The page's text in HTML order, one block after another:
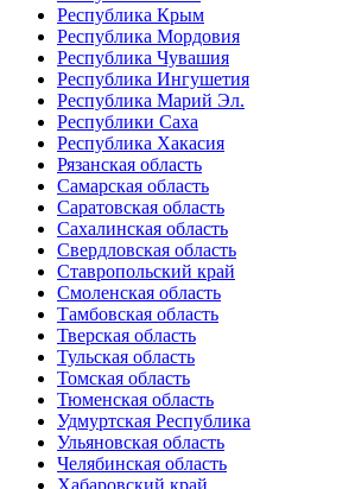
Республика Крым
Республика Мордовия
Республика Чувашия
Республика Ингушетия
Республика Марий Эл.
Республики Саха
Республика Хакасия
Рязанская область
Самарская область
Саратовская область
Сахалинская область
Свердловская область
Ставропольский край
Смоленская область
Тамбовская область
Тверская область
Тульская область
Томская область
Тюменская область
Удмуртская Республика
Ульяновская область
Челябинская область
Хабаровский край